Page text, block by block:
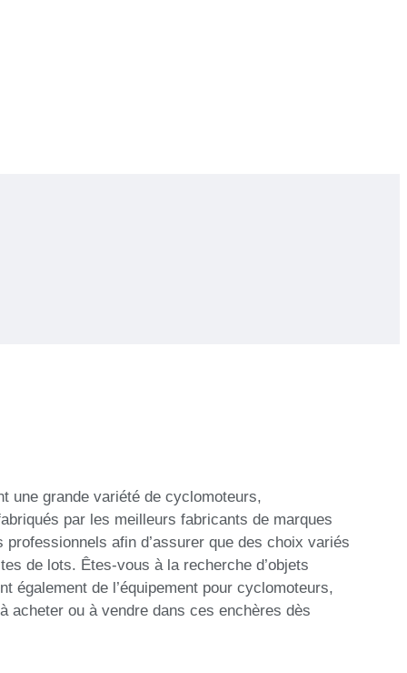
une grande variété de cyclomoteurs,
par les meilleurs fabricants de marques
afin d’assurer que des choix variés
de lots. Êtes-vous à la recherche d’objets
également de l’équipement pour cyclomoteurs,
acheter ou à vendre dans ces enchères dès